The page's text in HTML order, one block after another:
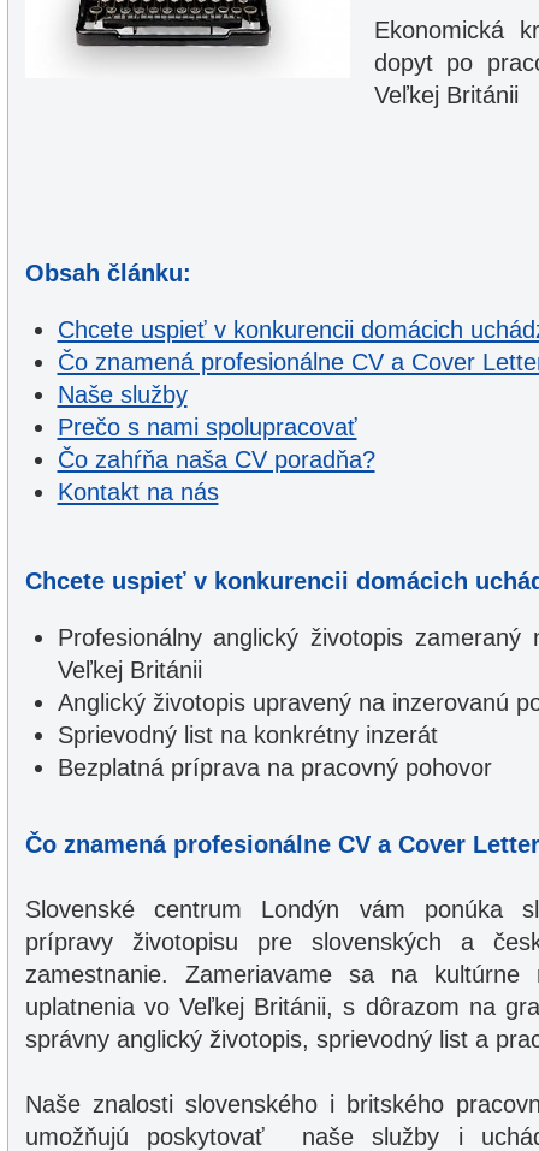
Ekonomická
dopyt po
Veľkej Británii
Obsah článku:
Chcete uspieť v konkurencii domácich
Čo znamená profesionálne CV a Cover
Naše služby
Prečo s nami spolupracovať
Čo zahŕňa naša CV poradňa?
Kontakt na nás
Chcete uspieť v konkurencii domácich
Profesionálny anglický životopis
Veľkej Británii
Anglický životopis upravený na inzerovanú
Sprievodný list na konkrétny inzerát
Bezplatná príprava na pracovný pohovor
Čo znamená profesionálne CV a Cover
Slovenské centrum Londýn vám ponúka
prípravy životopisu pre slovenských a
zamestnanie. Zameriavame sa na
uplatnenia vo Veľkej Británii, s dôrazom na
správny anglický životopis, sprievodný list a
Naše znalosti slovenského i britského
umožňujú poskytovať naše služby i